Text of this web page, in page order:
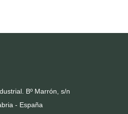
Bº Marrón, s/n
- España